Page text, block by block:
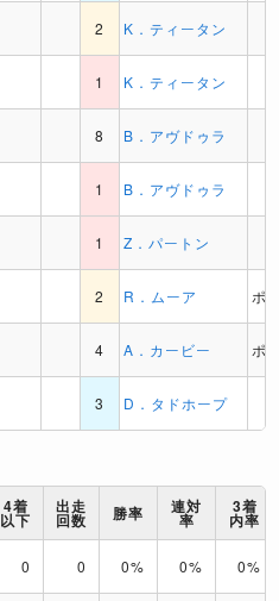
2 K．ティータン
1 K．ティータン
8 B．アヴドゥラ
1 B．アヴドゥラ
1 Z．パートン
2 R．ムーア ポ
4 A．カービー ポ
3 D．タドホープ
4着
以下
出走
回数 勝率 連対
率
3着
内率
0 0 0% 0% 0%